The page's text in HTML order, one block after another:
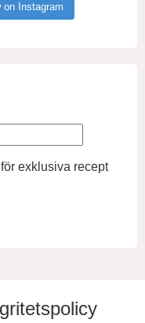
on Instagram
exklusiva recept